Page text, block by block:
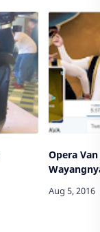
Opera